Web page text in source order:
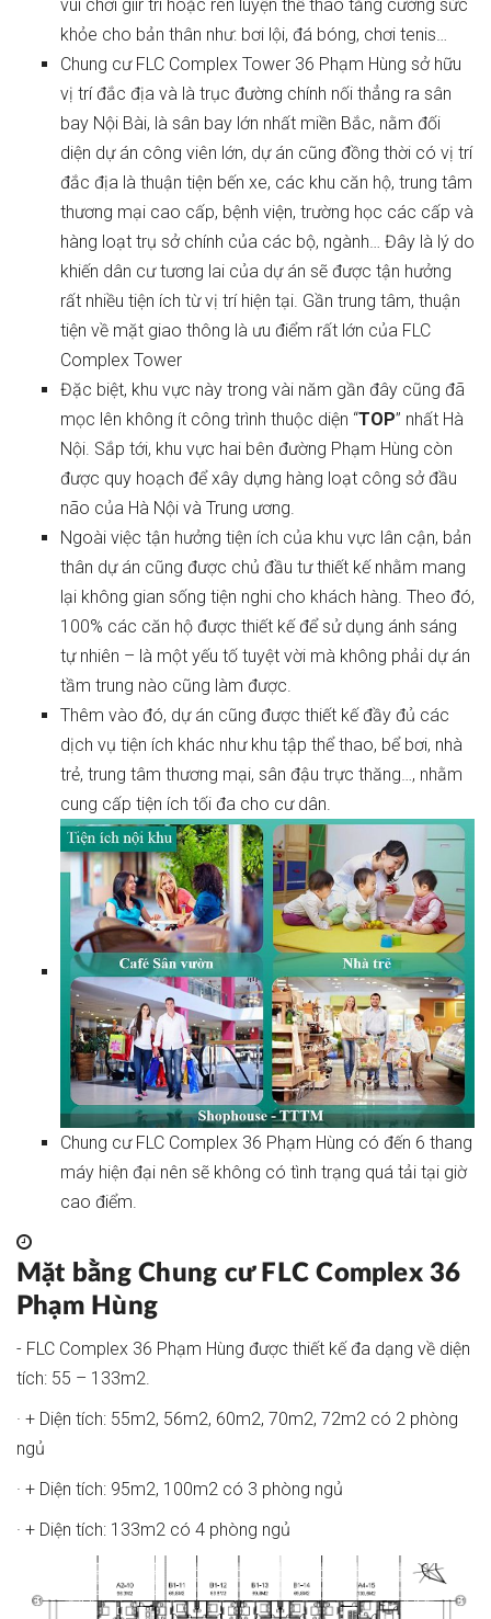
vui chơi giir trí hoặc rèn luyện thể thao tăng cường sức
khỏe cho bản thân như: bơi lội, đá bóng, chơi tenis…
Chung cư FLC Complex Tower 36 Phạm Hùng sở hữu
vị trí đắc địa và là trục đường chính nối thẳng ra sân
bay Nội Bài, là sân bay lớn nhất miền Bắc, nằm đối
diện dự án công viên lớn, dự án cũng đồng thời có vị trí
đắc địa là thuận tiện bến xe, các khu căn hộ, trung tâm
thương mại cao cấp, bệnh viện, trường học các cấp và
hàng loạt trụ sở chính của các bộ, ngành… Đây là lý do
khiến dân cư tương lai của dự án sẽ được tận hưởng
rất nhiều tiện ích từ vị trí hiện tại. Gần trung tâm, thuận
tiện về mặt giao thông là ưu điểm rất lớn của FLC
Complex Tower
Đặc biệt, khu vực này trong vài năm gần đây cũng đã
mọc lên không ít công trình thuộc diện “TOP” nhất Hà
Nội. Sắp tới, khu vực hai bên đường Phạm Hùng còn
được quy hoạch để xây dựng hàng loạt công sở đầu
não của Hà Nội và Trung ương.
Ngoài việc tận hưởng tiện ích của khu vực lân cận, bản
thân dự án cũng được chủ đầu tư thiết kế nhằm mang
lại không gian sống tiện nghi cho khách hàng. Theo đó,
100% các căn hộ được thiết kế để sử dụng ánh sáng
tự nhiên – là một yếu tố tuyệt vời mà không phải dự án
tầm trung nào cũng làm được.
Thêm vào đó, dự án cũng được thiết kế đầy đủ các
dịch vụ tiện ích khác như khu tập thể thao, bể bơi, nhà
trẻ, trung tâm thương mại, sân đậu trực thăng…, nhằm
cung cấp tiện ích tối đa cho cư dân.
Chung cư FLC Complex 36 Phạm Hùng có đến 6 thang
máy hiện đại nên sẽ không có tình trạng quá tải tại giờ
cao điểm.
Mặt bằng Chung cư FLC Complex 36
Phạm Hùng
- FLC Complex 36 Phạm Hùng được thiết kế đa dạng về diện
tích: 55 – 133m2.
· + Diện tích: 55m2, 56m2, 60m2, 70m2, 72m2 có 2 phòng
ngủ
· + Diện tích: 95m2, 100m2 có 3 phòng ngủ
· + Diện tích: 133m2 có 4 phòng ngủ